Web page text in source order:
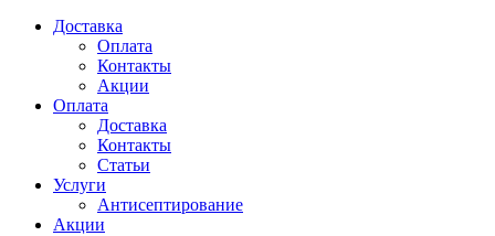
Доставка
Оплата
Контакты
Акции
Оплата
Доставка
Контакты
Статьи
Услуги
Антисептирование
Акции